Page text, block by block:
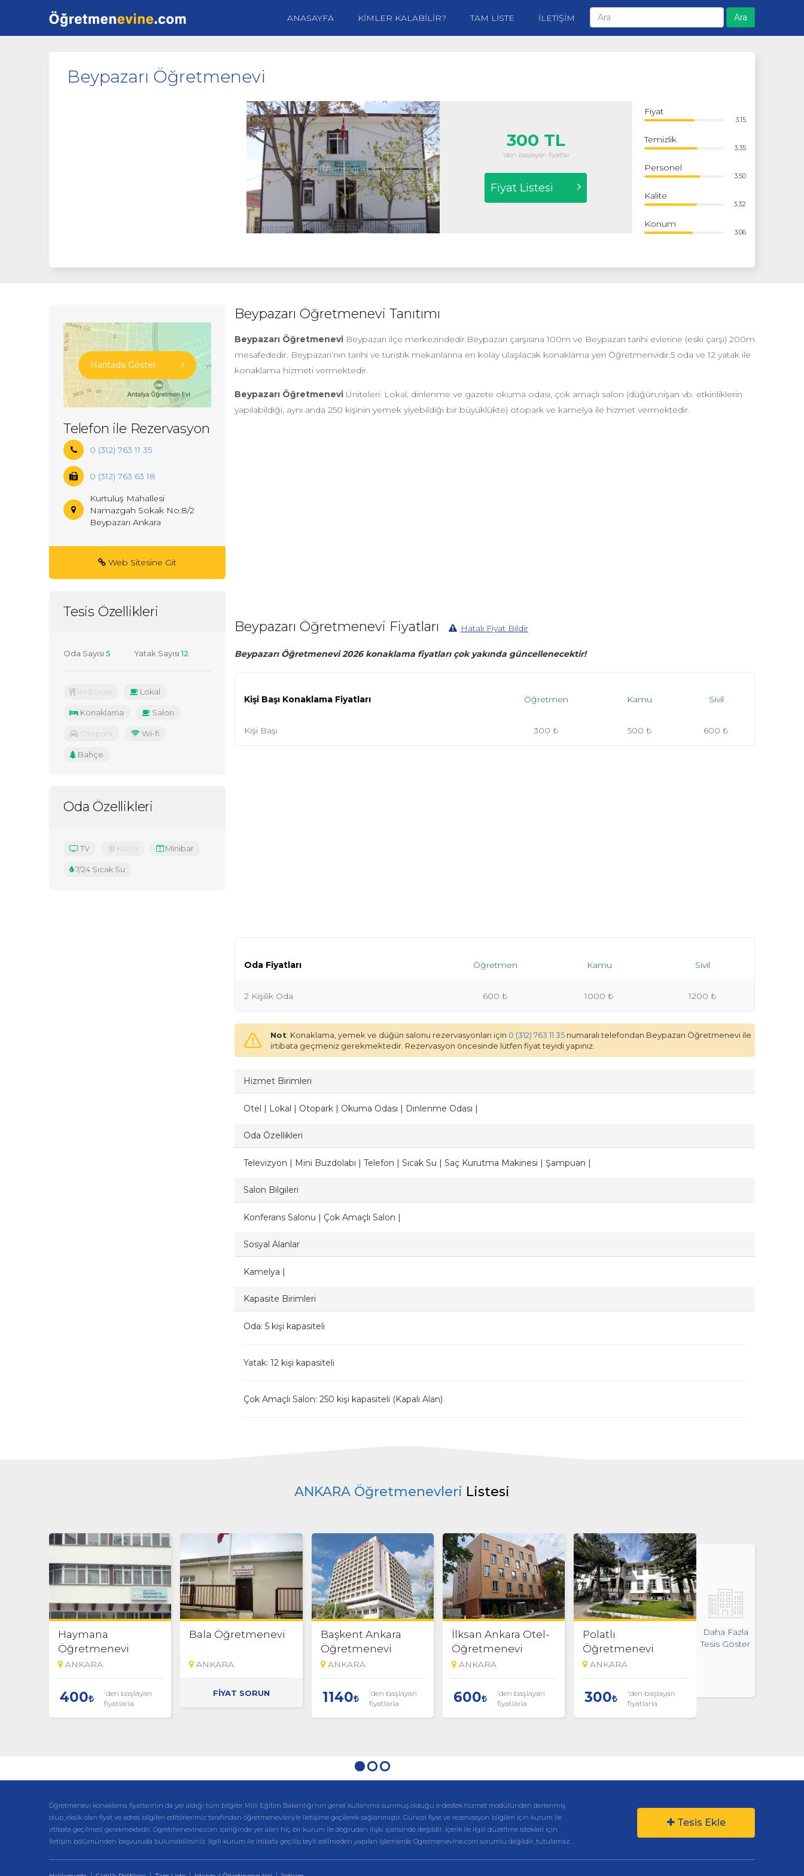
ANASAYFA KİMLER KALABİLİR? TAM LİSTE İLETİŞİM Ara
Beypazarı Öğretmenevi
Fiyat
3.15
Temizlik
3.35
Personel
3.50
Kalite
3.32
Konum
3.06
300 TL
'den başlayan fiyatlar
Fiyat Listesi
Beypazarı Öğretmenevi Tanıtımı
Beypazarı Öğretmenevi Beypazarı ilçe merkezindedir.Beypazarı çarşısına 100m ve Beypazarı tarihi evlerine (eski çarşı) 200m
mesafededir. Beypazarı’nın tarihi ve turistik mekanlarına en kolay ulaşılacak konaklama yeri Öğretmenvidir.5 oda ve 12 yatak ile
konaklama hizmeti vermektedir.
Beypazarı Öğretmenevi Üniteleri: Lokal, dinlenme ve gazete okuma odası, çok amaçlı salon (düğün,nişan vb. etkinliklerin
yapılabildiği, aynı anda 250 kişinin yemek yiyebildiği bir büyüklükte) otopark ve kamelya ile hizmet vermektedir.
Beypazarı Öğretmenevi Fiyatları Hatalı Fiyat Bildir
Beypazarı Öğretmenevi 2026 konaklama fiyatları çok yakında güncellenecektir!
Kişi Başı Konaklama Fiyatları Öğretmen Kamu Sivil
Kişi Başı 300 ₺ 500 ₺ 600 ₺
Oda Fiyatları Öğretmen Kamu Sivil
2 Kişilik Oda 600 ₺ 1000 ₺ 1200 ₺
Not: Konaklama, yemek ve düğün salonu rezervasyonları için 0 (312) 763 11 35 numaralı telefondan Beypazarı Öğretmenevi ile
irtibata geçmeniz gerekmektedir. Rezervasyon öncesinde lütfen fiyat teyidi yapınız.
Hizmet Birimleri
Otel | Lokal | Otopark | Okuma Odası | Dinlenme Odası |
Oda Özellikleri
Televizyon | Mini Buzdolabı | Telefon | Sıcak Su | Saç Kurutma Makinesi | Şampuan |
Salon Bilgileri
Konferans Salonu | Çok Amaçlı Salon |
Sosyal Alanlar
Kamelya |
Kapasite Birimleri
Oda: 5 kişi kapasiteli
Yatak: 12 kişi kapasiteli
Çok Amaçlı Salon: 250 kişi kapasiteli (Kapalı Alan)
Haritada Göster
Telefon ile Rezervasyon
0 (312) 763 11 35
0 (312) 763 63 18
Kurtuluş Mahallesi
Namazgah Sokak No:8/2
Beypazarı Ankara
Web Sitesine Git
Tesis Özellikleri
Oda Sayısı 5 Yatak Sayısı12
Restoran Lokal
Konaklama Salon
Otopark Wi-fi
Bahçe
Oda Özellikleri
TV Klima Minibar
7/24 Sıcak Su
ANKARA Öğretmenevleri Listesi
Haymana
Öğretmenevi
ANKARA
400
'den başlayan
fiyatlarla
Bala Öğretmenevi
ANKARA
FİYAT SORUN
Başkent Ankara
Öğretmenevi
ANKARA
1140
'den başlayan
fiyatlarla
İlksan Ankara Otel-
Öğretmenevi
ANKARA
600
'den başlayan
fiyatlarla
Polatlı
Öğretmenevi
ANKARA
300
'den başlayan
fiyatlarla
75. Yıl Gölbaşı
Öğretmenevi
500
Daha Fazla
Tesis Göster
Öğretmenevi konaklama fiyatlarının da yer aldığı tüm bilgiler Milli Eğitim Bakanlığı’nın genel kullanıma sunmuş olduğu e-destek hizmet modülünden derlenmiş
olup, eksik olan fiyat ve adres bilgileri editörlerimiz tarafından öğretmenevleriyle iletişime geçilerek sağlanmıştır. Güncel fiyat ve rezervasyon bilgileri için kurum ile
irtibata geçilmesi gerekmektedir. Ogretmenevine.com içeriğinde yer alan hiç bir kurum ile doğrudan ilişki içerisinde değildir. İçerik ile ilgili düzeltme istekleri için
İletişim bölümünden başvuruda bulunabilirsiniz. İlgili kurum ile irtibata geçilip teyit edilmeden yapılan işlemlerde Ogretmenevine.com sorumlu değildir, tutulamaz.
Tesis Ekle